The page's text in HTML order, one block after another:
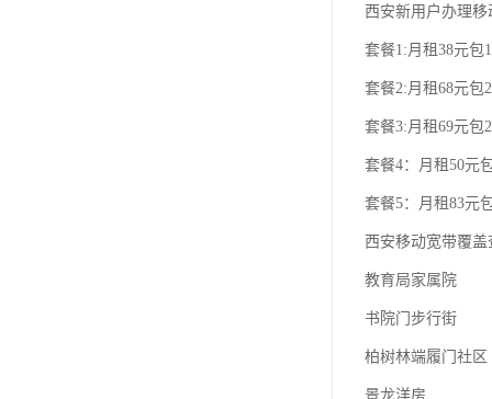
西安新用户办理
套餐1:月租38元包
套餐2:月租68元包
套餐3:月租69元包
套餐4：月租50元
套餐5：月租83元
西安移动宽带覆盖
教育局家属院
书院门步行街
柏树林端履门社区
景龙洋房